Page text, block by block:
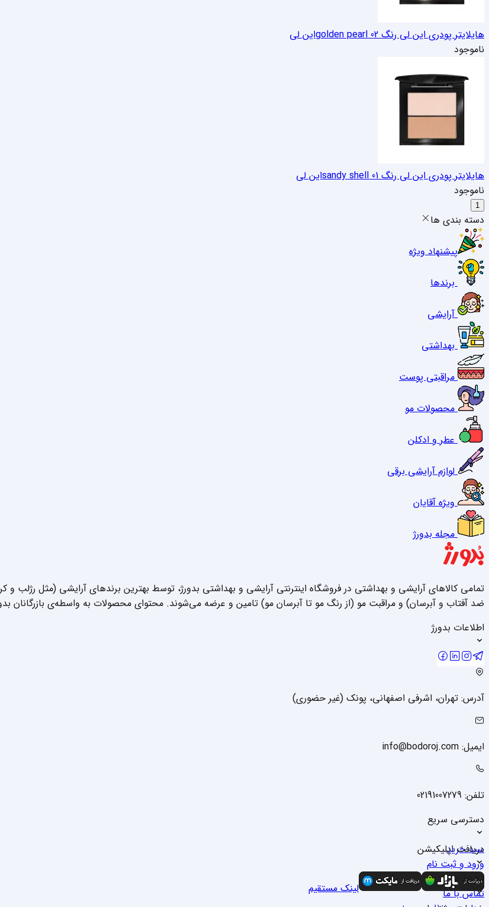
هایلایتر پودری این لی رنگ 02 golden pearl
این لی
ناموجود
هایلایتر پودری این لی رنگ 01 sandy shell
این لی
ناموجود
1
دسته بندی ها
پیشنهاد ویژه
برندها
آرایشی
بهداشتی
مراقبتی پوست
محصولات مو
عطر و ادکلن
لوازم آرایشی برقی
ویژه آقایان
مجله بدورژ
تمامی کالاهای آرایشی و بهداشتی در فروشگاه اینترنتی آرایشی و بهداشتی بدورژ، توسط بهترین برندهای آرایشی (مثل رژلب
ضد آفتاب و آبرسان) و مراقبت مو (از رنگ مو تا آبرسان مو) تامین و عرضه می‌شوند. محتوای محصولات به واسطه‌ی بازرگانان
اطلاعات بدورژ
آدرس: تهران، اشرفی اصفهانی، پونک (غیر حضوری)
ایمیل: info@bodoroj.com
تلفن: 02191007279
دسترسی سریع
سبد خرید
ورود و ثبت نام
درباره ما
تماس با ما
دریافت اپلیکیشن
لینک مستقیم
ارتباط با ما